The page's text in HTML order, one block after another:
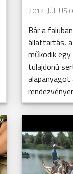
2012. JÚLIUS
Bár a
állattartás,
működik
tulajdonú
alapanyagot